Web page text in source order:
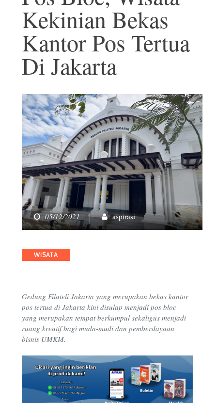
Kekinian Bekas
Kantor Pos Tertua
Di Jakarta
05/12/2021 aspirasi
Categories
WISATA
Gedung Filateli Jakarta yang merupakan bekas kantor
pos tertua di Jakarta kini disulap menjadi pos bloc
yang merupakan tempat berkumpul sekaligus menjadi
ruang kreatif bagi muda-mudi dan pemberdayaan
bisnis UMKM.